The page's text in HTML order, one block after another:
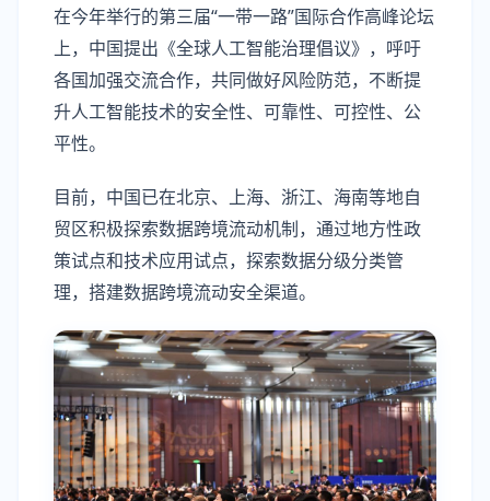
在今年举行的第三届“一带一路”国际合作高峰论坛
上，中国提出《全球人工智能治理倡议》，呼吁
各国加强交流合作，共同做好风险防范，不断提
升人工智能技术的安全性、可靠性、可控性、公
平性。
目前，中国已在北京、上海、浙江、海南等地自
贸区积极探索数据跨境流动机制，通过地方性政
策试点和技术应用试点，探索数据分级分类管
理，搭建数据跨境流动安全渠道。